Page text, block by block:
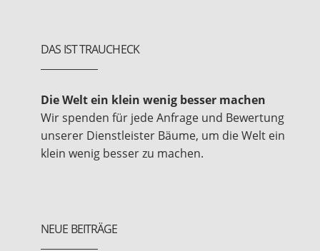
DAS IST TRAUCHECK
Die Welt ein klein wenig besser machen
Wir spenden für jede Anfrage und Bewertung
unserer Dienstleister Bäume, um die Welt ein
klein wenig besser zu machen.
NEUE BEITRÄGE